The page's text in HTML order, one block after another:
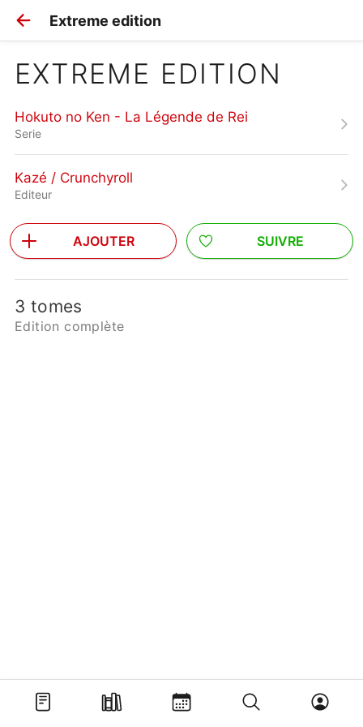
Extreme edition
EXTREME EDITION
Hokuto no Ken - La Légende de Rei
Serie
Kazé / Crunchyroll
Editeur
AJOUTER SUIVRE
3 tomes
Edition complète